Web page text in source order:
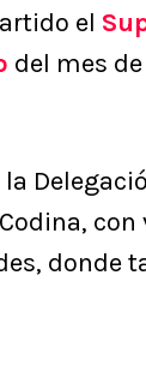
el
del mes
donde